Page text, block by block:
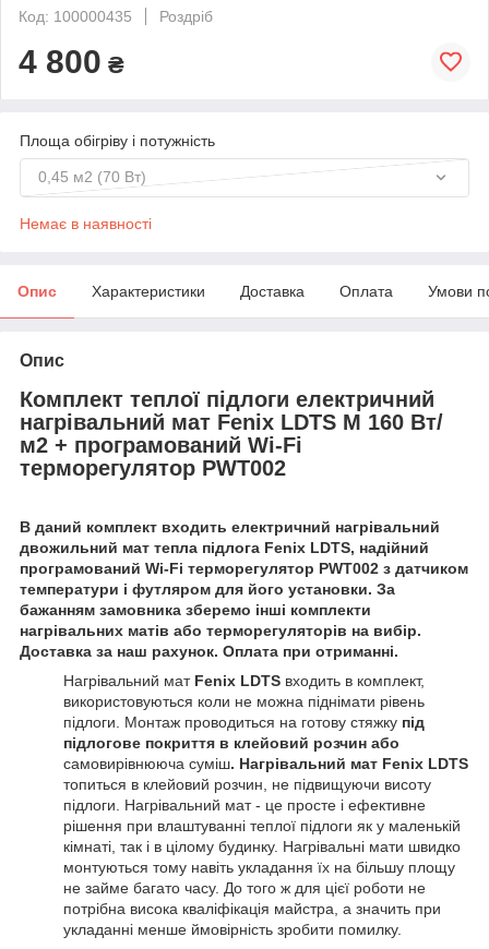
Код: 100000435
Роздріб
4 800 ₴
Площа обігріву і потужність
0,45 м2 (70 Вт)
Немає в наявності
Опис Характеристики Доставка Оплата Умови
Опис
Комплект теплої підлоги електричний
нагрівальний мат Fenix LDTS M 160 Вт/
м2 + програмований Wi-Fi
терморегулятор PWT002
В даний комплект входить електричний нагрівальний
двожильний мат тепла підлога Fenix LDTS, надійний
програмований Wi-Fi терморегулятор PWT002 з датчиком
температури і футляром для його установки. За
бажанням замовника зберемо інші комплекти
нагрівальних матів або терморегуляторів на вибір.
Доставка за наш рахунок. Оплата при отриманні.
Нагрівальний мат Fenix LDTS входить в комплект,
використовуються коли не можна піднімати рівень
підлоги. Монтаж проводиться на готову стяжку під
підлогове покриття в клейовий розчин або
самовирівнююча суміш. Нагрівальний мат Fenix LDTS
топиться в клейовий розчин, не підвищуючи висоту
підлоги. Нагрівальний мат - це просте і ефективне
рішення при влаштуванні теплої підлоги як у маленькій
кімнаті, так і в цілому будинку. Нагрівальні мати швидко
монтуються тому навіть укладання їх на більшу площу
не займе багато часу. До того ж для цієї роботи не
потрібна висока кваліфікація майстра, а значить при
укладанні менше ймовірність зробити помилку.